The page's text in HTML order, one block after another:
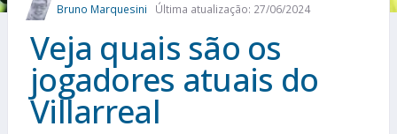
Bruno Marquesini Última atualização: 27/06/2024
Veja quais são os
jogadores atuais do
Villarreal